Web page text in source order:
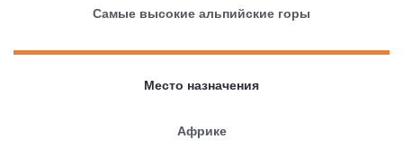
Самые высокие альпийские горы
Место назначения
Африке